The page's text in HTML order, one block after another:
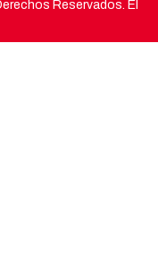
Reservados. El